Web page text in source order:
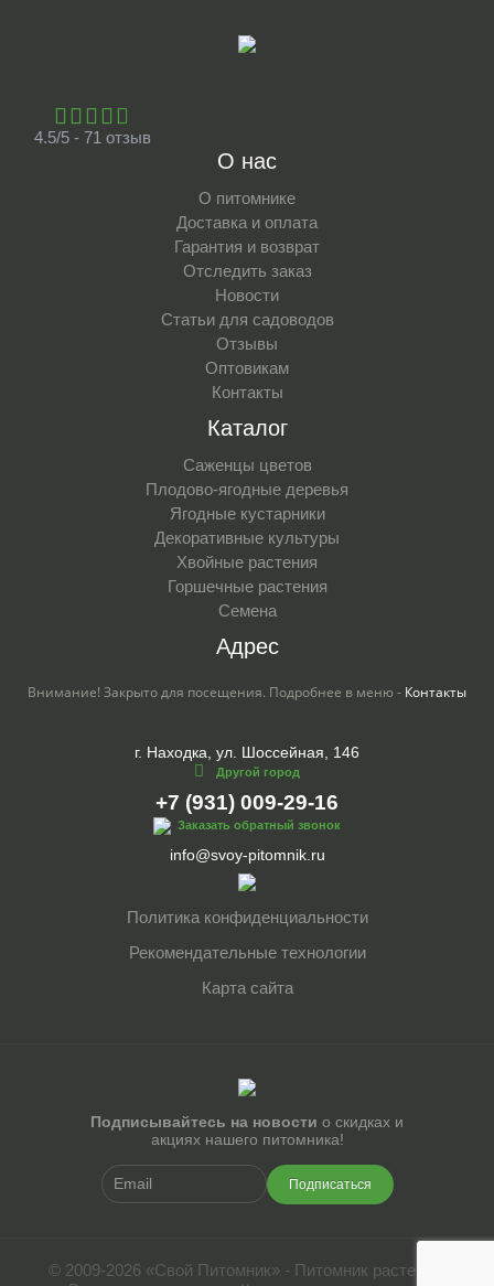
4.5/5 - 71 отзыв
О нас
О питомнике
Доставка и оплата
Гарантия и возврат
Отследить заказ
Новости
Статьи для садоводов
Отзывы
Оптовикам
Контакты
Каталог
Саженцы цветов
Плодово-ягодные деревья
Ягодные кустарники
Декоративные культуры
Хвойные растения
Горшечные растения
Семена
Адрес
Внимание! Закрыто для посещения. Подробнее в меню - Контакты
г. Находка, ул. Шоссейная, 146
Другой город
+7 (931) 009-29-16
Заказать обратный звонок
info@svoy-pitomnik.ru
Политика конфиденциальности
Рекомендательные технологии
Карта сайта
Подписывайтесь на новости о скидках и
акциях нашего питомника!
Подписаться
© 2009-2026 «Свой Питомник» - Питомник растений.